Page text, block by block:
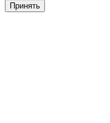
Принять